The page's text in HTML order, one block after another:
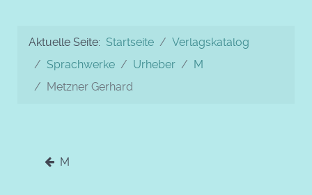
Aktuelle Seite: Startseite
Verlagskatalog
Sprachwerke
Urheber
M
Metzner Gerhard
M